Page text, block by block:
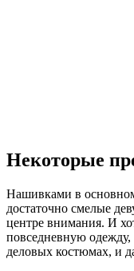
Некоторые
Нашивками в
достаточно смелые
центре внимания. И
повседневную
деловых костюмах, и